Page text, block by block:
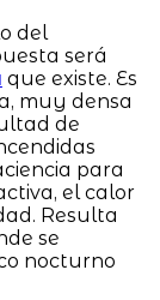
del
será
que existe. Es
muy densa
de
para
el calor
Resulta
se
nocturno